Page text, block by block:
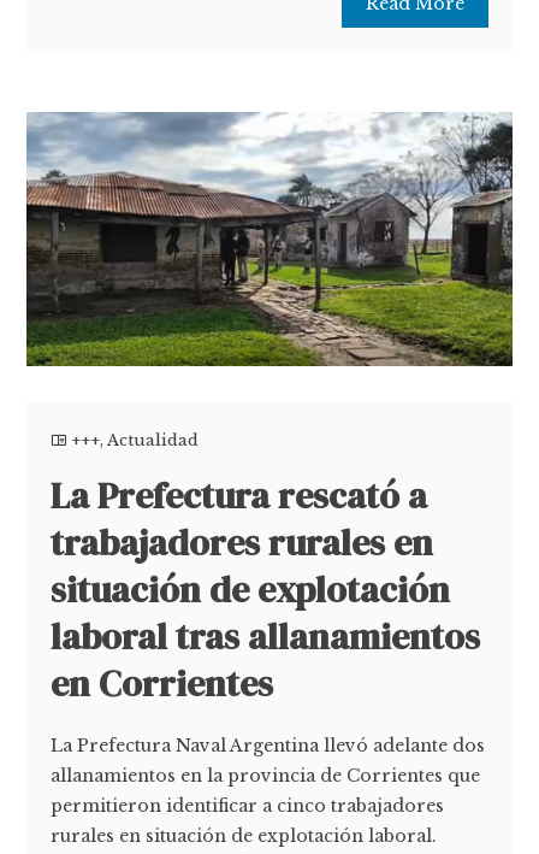
+++,Actualidad
La Prefectura rescató a
trabajadores rurales en
situación de explotación
laboral tras allanamientos
en Corrientes
La Prefectura Naval Argentina llevó adelante dos
allanamientos en la provincia de Corrientes que
permitieron identificar a cinco trabajadores
rurales en situación de explotación laboral.